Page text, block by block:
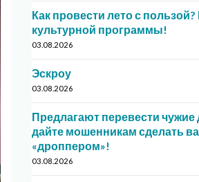
Как провести лето с
культурной программы!
03.08.2026
Эскроу
03.08.2026
Предлагают перевести чужие
дайте мошенникам сделать
«дроппером»!
03.08.2026